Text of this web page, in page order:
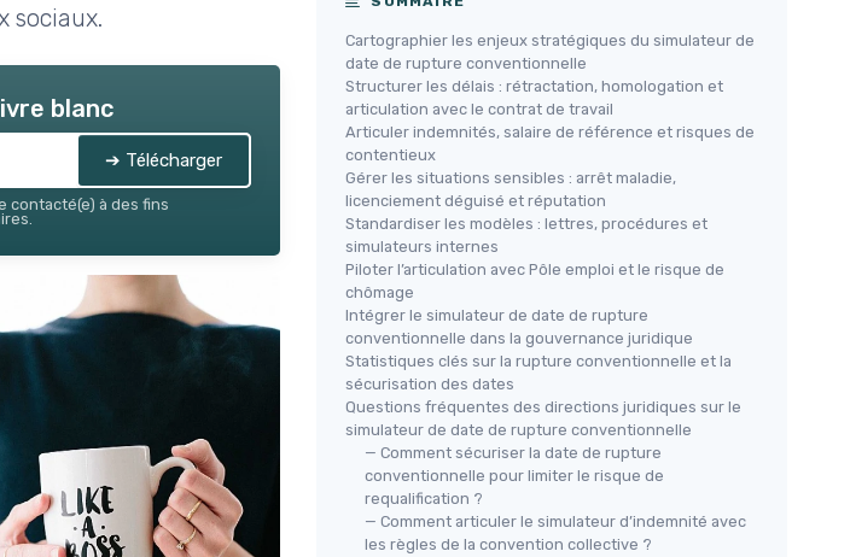
sociaux.
blanc
➔ Télécharger
contacté(e) à des fins
Cartographier les enjeux stratégiques du simulateur de
date de rupture conventionnelle
Structurer les délais : rétractation, homologation et
articulation avec le contrat de travail
Articuler indemnités, salaire de référence et risques de
contentieux
Gérer les situations sensibles : arrêt maladie,
licenciement déguisé et réputation
Standardiser les modèles : lettres, procédures et
simulateurs internes
Piloter l’articulation avec Pôle emploi et le risque de
chômage
Intégrer le simulateur de date de rupture
conventionnelle dans la gouvernance juridique
Statistiques clés sur la rupture conventionnelle et la
sécurisation des dates
Questions fréquentes des directions juridiques sur le
simulateur de date de rupture conventionnelle
— Comment sécuriser la date de rupture
conventionnelle pour limiter le risque de
requalification ?
— Comment articuler le simulateur d’indemnité avec
les règles de la convention collective ?